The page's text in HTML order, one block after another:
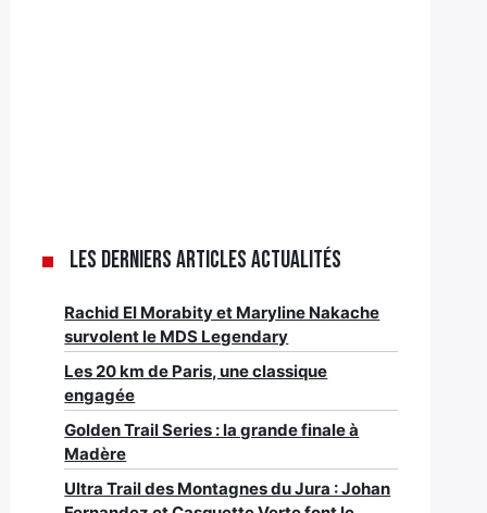
Les derniers articles Actualités
Rachid El Morabity et Maryline Nakache
survolent le MDS Legendary
Les 20 km de Paris, une classique
engagée
Golden Trail Series : la grande finale à
Madère
Ultra Trail des Montagnes du Jura : Johan